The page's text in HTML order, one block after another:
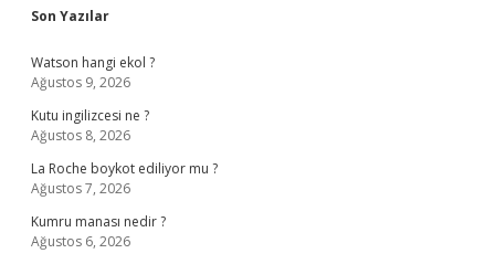
Sidebar
Son Yazılar
Watson hangi ekol ?
Ağustos 9, 2026
Kutu ingilizcesi ne ?
Ağustos 8, 2026
La Roche boykot ediliyor mu ?
Ağustos 7, 2026
Kumru manası nedir ?
Ağustos 6, 2026